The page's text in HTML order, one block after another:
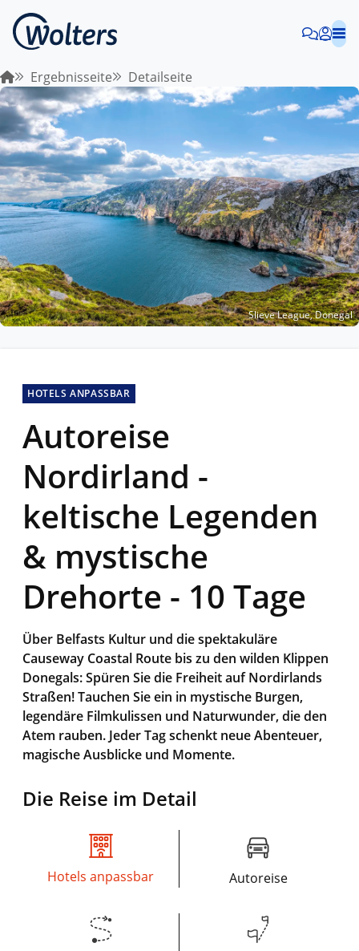
Ergebnisseite Detailseite
Slieve League, Donegal
HOTELS ANPASSBAR
Autoreise
Nordirland -
keltische Legenden
& mystische
Drehorte - 10 Tage
Über Belfasts Kultur und die spektakuläre
Causeway Coastal Route bis zu den wilden Klippen
Donegals: Spüren Sie die Freiheit auf Nordirlands
Straßen! Tauchen Sie ein in mystische Burgen,
legendäre Filmkulissen und Naturwunder, die den
Atem rauben. Jeder Tag schenkt neue Abenteuer,
magische Ausblicke und Momente.
Die Reise im Detail
Hotels anpassbar Autoreise